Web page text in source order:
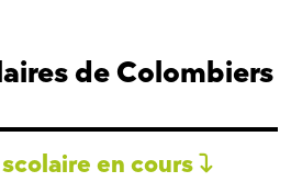
de Colombiers
en cours